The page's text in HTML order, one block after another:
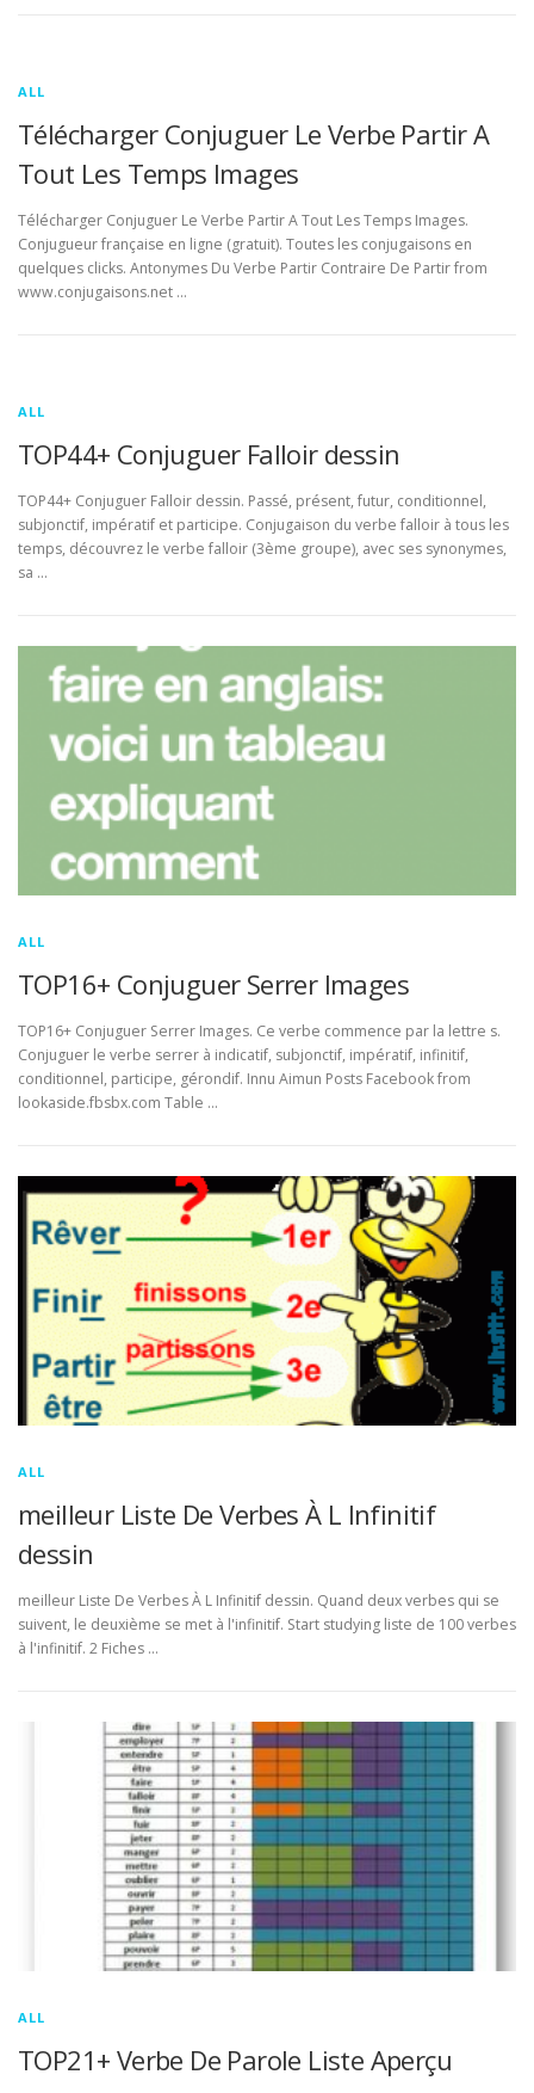
ALL
Télécharger Conjuguer Le Verbe Partir A
Tout Les Temps Images
Télécharger Conjuguer Le Verbe Partir A Tout Les Temps Images.
Conjugueur française en ligne (gratuit). Toutes les conjugaisons en
quelques clicks. Antonymes Du Verbe Partir Contraire De Partir from
www.conjugaisons.net …
ALL
TOP44+ Conjuguer Falloir dessin
TOP44+ Conjuguer Falloir dessin. Passé, présent, futur, conditionnel,
subjonctif, impératif et participe. Conjugaison du verbe falloir à tous les
temps, découvrez le verbe falloir (3ème groupe), avec ses synonymes,
sa …
ALL
TOP16+ Conjuguer Serrer Images
TOP16+ Conjuguer Serrer Images. Ce verbe commence par la lettre s.
Conjuguer le verbe serrer à indicatif, subjonctif, impératif, infinitif,
conditionnel, participe, gérondif. Innu Aimun Posts Facebook from
lookaside.fbsbx.com Table …
ALL
meilleur Liste De Verbes À L Infinitif
dessin
meilleur Liste De Verbes À L Infinitif dessin. Quand deux verbes qui se
suivent, le deuxième se met à l'infinitif. Start studying liste de 100 verbes
à l'infinitif. 2 Fiches …
ALL
TOP21+ Verbe De Parole Liste Aperçu